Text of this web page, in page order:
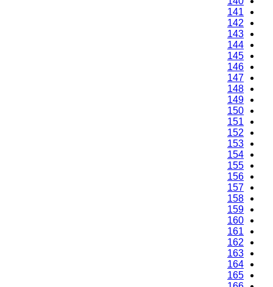
141
142
143
144
145
146
147
148
149
150
151
152
153
154
155
156
157
158
159
160
161
162
163
164
165